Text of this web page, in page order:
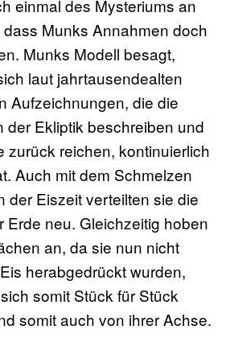
einmal des Mysteriums an
Munks Annahmen doch
Munks Modell besagt,
laut jahrtausendealten
Aufzeichnungen, die die
der Ekliptik beschreiben und
zurück reichen, kontinuierlich
Auch mit dem Schmelzen
der Eiszeit verteilten sie die
Erde neu. Gleichzeitig hoben
an, da sie nun nicht
herabgedrückt wurden,
somit Stück für Stück
somit auch von ihrer Achse.